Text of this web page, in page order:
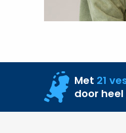
Met 21
door